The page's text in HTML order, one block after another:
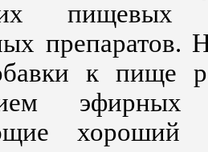
препаратов.
к пище
хороший